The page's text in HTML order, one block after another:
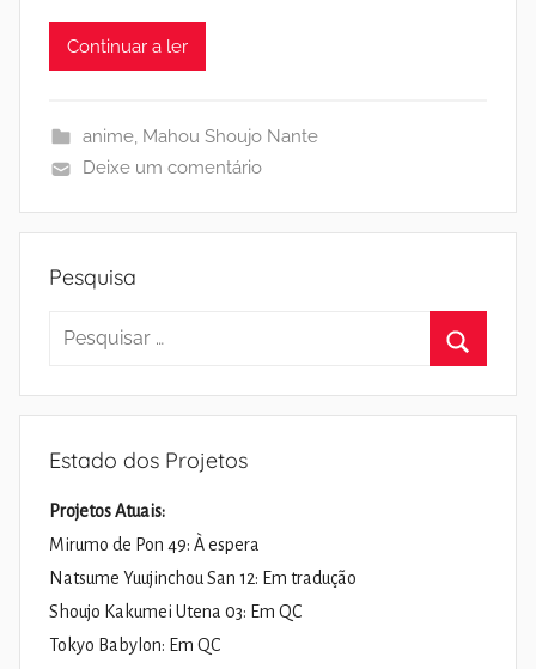
Continuar a ler
anime, Mahou Shoujo Nante
Deixe um comentário
Pesquisa
Pesquisar
Estado dos Projetos
Projetos Atuais:
Mirumo de Pon 49: À espera
Natsume Yuujinchou San 12: Em tradução
Shoujo Kakumei Utena 03: Em QC
Tokyo Babylon: Em QC